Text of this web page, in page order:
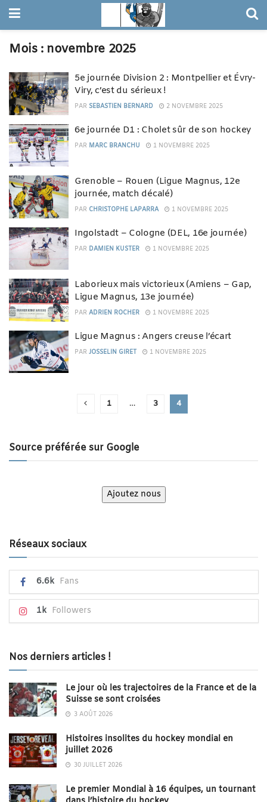
Mois : novembre 2025
5e journée Division 2 : Montpellier et Évry-
Viry, c’est du sérieux !
PAR SEBASTIEN BERNARD 2 NOVEMBRE 2025
6e journée D1 : Cholet sûr de son hockey
PAR MARC BRANCHU 1 NOVEMBRE 2025
Grenoble – Rouen (Ligue Magnus, 12e
journée, match décalé)
PAR CHRISTOPHE LAPARRA 1 NOVEMBRE 2025
Ingolstadt – Cologne (DEL, 16e journée)
PAR DAMIEN KUSTER 1 NOVEMBRE 2025
Laborieux mais victorieux (Amiens – Gap,
Ligue Magnus, 13e journée)
PAR ADRIEN ROCHER 1 NOVEMBRE 2025
Ligue Magnus : Angers creuse l’écart
PAR JOSSELIN GIRET 1 NOVEMBRE 2025
1 … 3 4
Source préférée sur Google
Ajoutez nous
Réseaux sociaux
6.6k Fans
1k Followers
Nos derniers articles !
Le jour où les trajectoires de la France et de la
Suisse se sont croisées
3 AOÛT 2026
Histoires insolites du hockey mondial en
juillet 2026
30 JUILLET 2026
Le premier Mondial à 16 équipes, un tournant